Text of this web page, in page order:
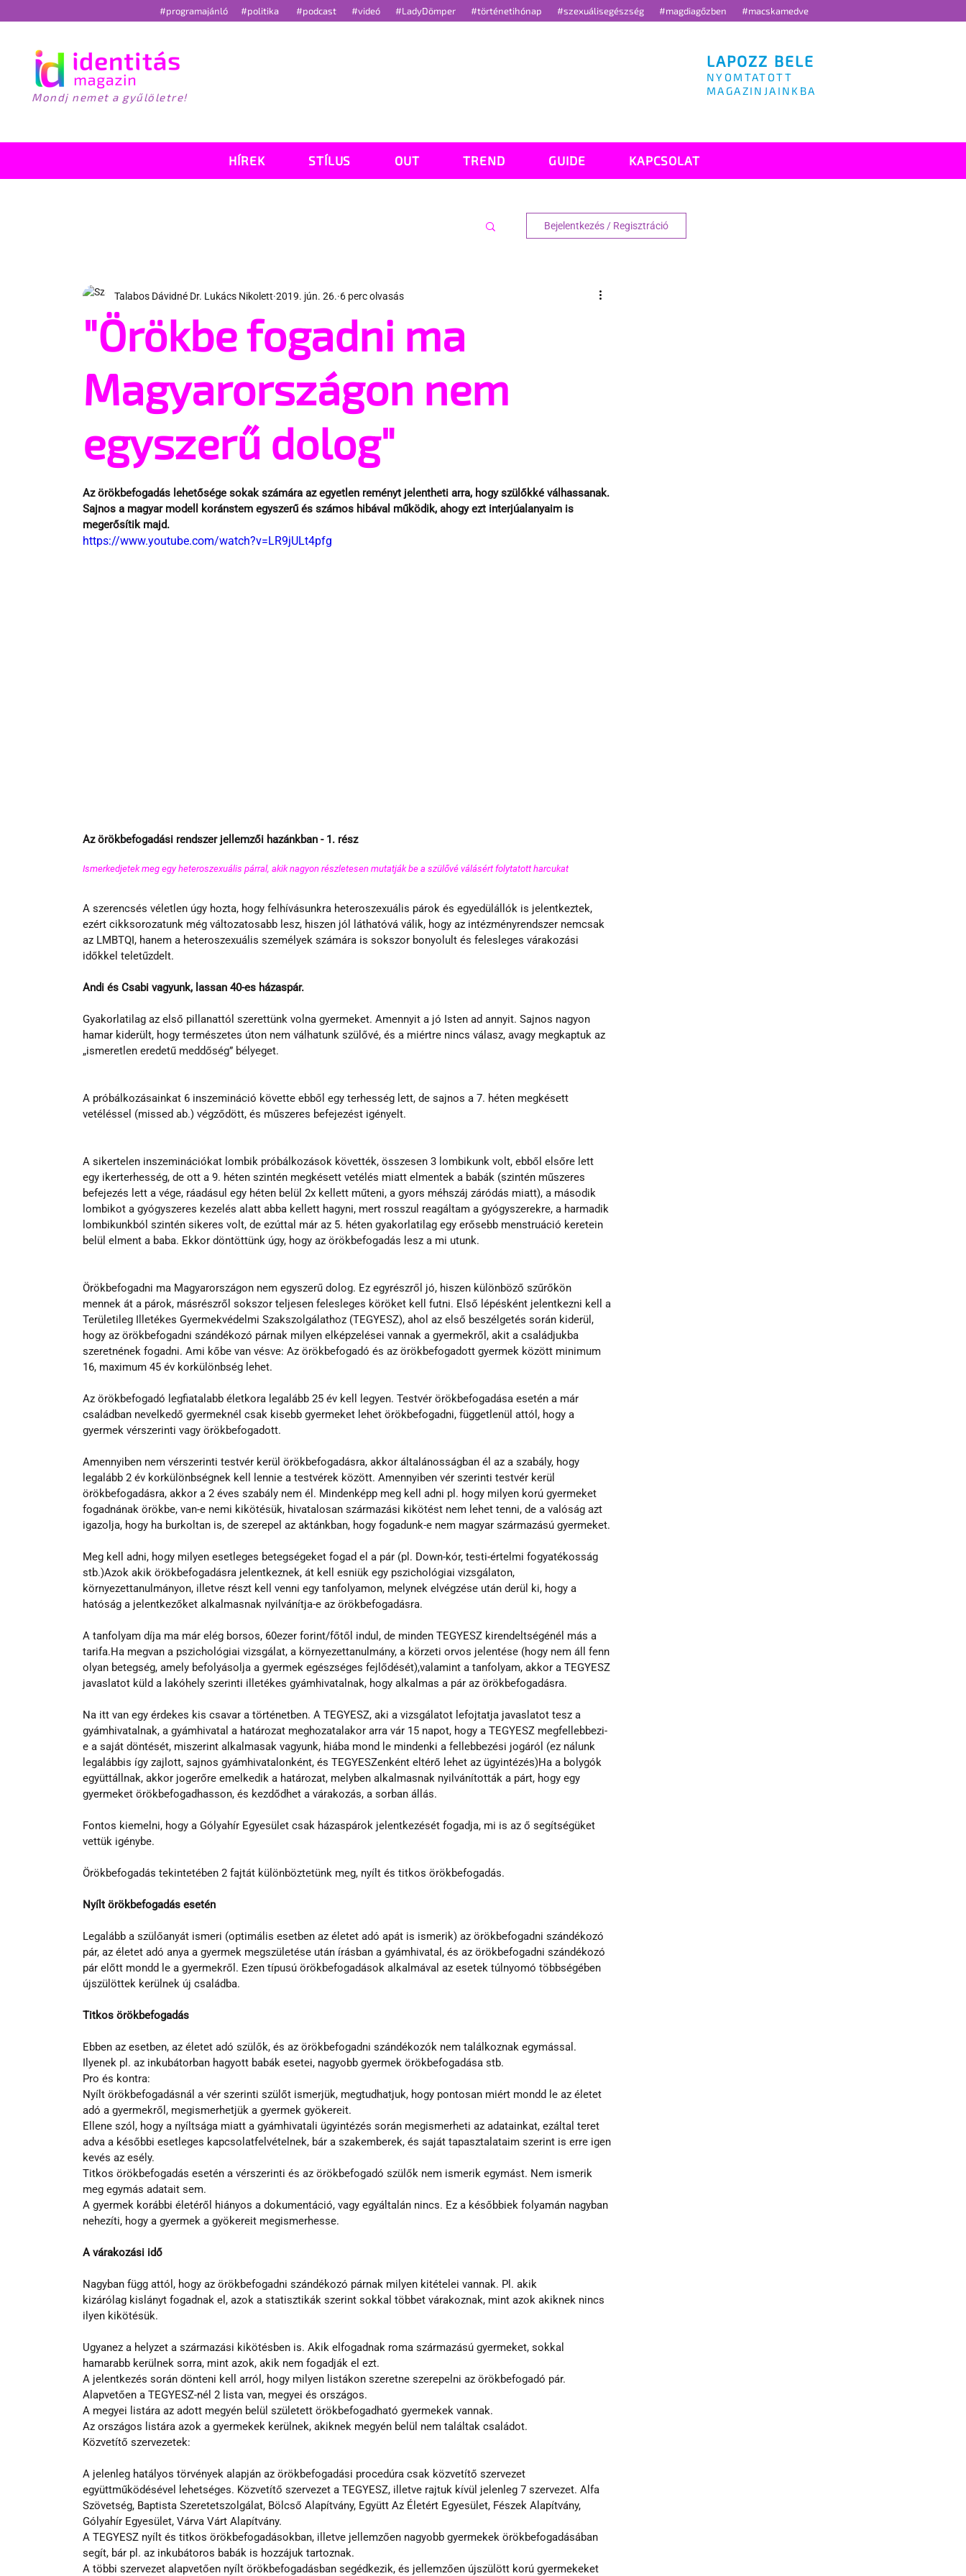
#programajánló #politika #podcast #videó #LadyDömper #történetihónap #szexuálisegészség #magdiagőzben #macskamedve
Mondj nemet a gyűlöletre!
LAPOZZ BELE
NYOMTATOTT
MAGAZINJAINKBA
HÍREK STÍLUS OUT TREND GUIDE KAPCSOLAT
Bejelentkezés / Regisztráció
"Örökbe fogadni ma
Magyarországon nem
egyszerű dolog"
Talabos Dávidné Dr. Lukács Nikolett 2019. jún. 26. 6 perc olvasás
Az örökbefogadás lehetősége sokak számára az egyetlen reményt jelentheti arra, hogy szülőkké válhassanak.
Sajnos a magyar modell koránstem egyszerű és számos hibával működik, ahogy ezt interjúalanyaim is
megerősítik majd.
https://www.youtube.com/watch?v=LR9jULt4pfg
Az örökbefogadási rendszer jellemzői hazánkban - 1. rész
Ismerkedjetek meg egy heteroszexuális párral, akik nagyon részletesen mutatják be a szülővé válásért folytatott harcukat
A szerencsés véletlen úgy hozta, hogy felhívásunkra heteroszexuális párok és egyedülállók is jelentkeztek,
ezért cikksorozatunk még változatosabb lesz, hiszen jól láthatóvá válik, hogy az intézményrendszer nemcsak
az LMBTQI, hanem a heteroszexuális személyek számára is sokszor bonyolult és felesleges várakozási
időkkel teletűzdelt.
Andi és Csabi vagyunk, lassan 40-es házaspár.
Gyakorlatilag az első pillanattól szerettünk volna gyermeket. Amennyit a jó Isten ad annyit. Sajnos nagyon
hamar kiderült, hogy természetes úton nem válhatunk szülővé, és a miértre nincs válasz, avagy megkaptuk az
„ismeretlen eredetű meddőség” bélyeget.
A próbálkozásainkat 6 inszemináció követte ebből egy terhesség lett, de sajnos a 7. héten megkésett
vetéléssel (missed ab.) végződött, és műszeres befejezést igényelt.
A sikertelen inszeminációkat lombik próbálkozások követték, összesen 3 lombikunk volt, ebből elsőre lett
egy ikerterhesség, de ott a 9. héten szintén megkésett vetélés miatt elmentek a babák (szintén műszeres
befejezés lett a vége, ráadásul egy héten belül 2x kellett műteni, a gyors méhszáj záródás miatt), a második
lombikot a gyógyszeres kezelés alatt abba kellett hagyni, mert rosszul reagáltam a gyógyszerekre, a harmadik
lombikunkból szintén sikeres volt, de ezúttal már az 5. héten gyakorlatilag egy erősebb menstruáció keretein
belül elment a baba. Ekkor döntöttünk úgy, hogy az örökbefogadás lesz a mi utunk.
Örökbefogadni ma Magyarországon nem egyszerű dolog. Ez egyrészről jó, hiszen különböző szűrőkön
mennek át a párok, másrészről sokszor teljesen felesleges köröket kell futni. Első lépésként jelentkezni kell a
Területileg Illetékes Gyermekvédelmi Szakszolgálathoz (TEGYESZ), ahol az első beszélgetés során kiderül,
hogy az örökbefogadni szándékozó párnak milyen elképzelései vannak a gyermekről, akit a családjukba
szeretnének fogadni. Ami kőbe van vésve: Az örökbefogadó és az örökbefogadott gyermek között minimum
16, maximum 45 év korkülönbség lehet.
Az örökbefogadó legfiatalabb életkora legalább 25 év kell legyen. Testvér örökbefogadása esetén a már
családban nevelkedő gyermeknél csak kisebb gyermeket lehet örökbefogadni, függetlenül attól, hogy a
gyermek vérszerinti vagy örökbefogadott.
Amennyiben nem vérszerinti testvér kerül örökbefogadásra, akkor általánosságban él az a szabály, hogy
legalább 2 év korkülönbségnek kell lennie a testvérek között. Amennyiben vér szerinti testvér kerül
örökbefogadásra, akkor a 2 éves szabály nem él. Mindenképp meg kell adni pl. hogy milyen korú gyermeket
fogadnának örökbe, van-e nemi kikötésük, hivatalosan származási kikötést nem lehet tenni, de a valóság azt
igazolja, hogy ha burkoltan is, de szerepel az aktánkban, hogy fogadunk-e nem magyar származású gyermeket.
Meg kell adni, hogy milyen esetleges betegségeket fogad el a pár (pl. Down-kór, testi-értelmi fogyatékosság
stb.)Azok akik örökbefogadásra jelentkeznek, át kell esniük egy pszichológiai vizsgálaton,
környezettanulmányon, illetve részt kell venni egy tanfolyamon, melynek elvégzése után derül ki, hogy a
hatóság a jelentkezőket alkalmasnak nyilvánítja-e az örökbefogadásra.
A tanfolyam díja ma már elég borsos, 60ezer forint/főtől indul, de minden TEGYESZ kirendeltségénél más a
tarifa.Ha megvan a pszichológiai vizsgálat, a környezettanulmány, a körzeti orvos jelentése (hogy nem áll fenn
olyan betegség, amely befolyásolja a gyermek egészséges fejlődését),valamint a tanfolyam, akkor a TEGYESZ
javaslatot küld a lakóhely szerinti illetékes gyámhivatalnak, hogy alkalmas a pár az örökbefogadásra.
Na itt van egy érdekes kis csavar a történetben. A TEGYESZ, aki a vizsgálatot lefojtatja javaslatot tesz a
gyámhivatalnak, a gyámhivatal a határozat meghozatalakor arra vár 15 napot, hogy a TEGYESZ megfellebbezi-
e a saját döntését, miszerint alkalmasak vagyunk, hiába mond le mindenki a fellebbezési jogáról (ez nálunk
legalábbis így zajlott, sajnos gyámhivatalonként, és TEGYESZenként eltérő lehet az ügyintézés)Ha a bolygók
együttállnak, akkor jogerőre emelkedik a határozat, melyben alkalmasnak nyilvánították a párt, hogy egy
gyermeket örökbefogadhasson, és kezdődhet a várakozás, a sorban állás.
Fontos kiemelni, hogy a Gólyahír Egyesület csak házaspárok jelentkezését fogadja, mi is az ő segítségüket
vettük igénybe.
Örökbefogadás tekintetében 2 fajtát különböztetünk meg, nyílt és titkos örökbefogadás.
Nyílt örökbefogadás esetén
Legalább a szülőanyát ismeri (optimális esetben az életet adó apát is ismerik) az örökbefogadni szándékozó
pár, az életet adó anya a gyermek megszületése után írásban a gyámhivatal, és az örökbefogadni szándékozó
pár előtt mondd le a gyermekről. Ezen típusú örökbefogadások alkalmával az esetek túlnyomó többségében
újszülöttek kerülnek új családba.
Titkos örökbefogadás
Ebben az esetben, az életet adó szülők, és az örökbefogadni szándékozók nem találkoznak egymással.
Ilyenek pl. az inkubátorban hagyott babák esetei, nagyobb gyermek örökbefogadása stb.
Pro és kontra:
Nyílt örökbefogadásnál a vér szerinti szülőt ismerjük, megtudhatjuk, hogy pontosan miért mondd le az életet
adó a gyermekről, megismerhetjük a gyermek gyökereit.
Ellene szól, hogy a nyíltsága miatt a gyámhivatali ügyintézés során megismerheti az adatainkat, ezáltal teret
adva a későbbi esetleges kapcsolatfelvételnek, bár a szakemberek, és saját tapasztalataim szerint is erre igen
kevés az esély.
Titkos örökbefogadás esetén a vérszerinti és az örökbefogadó szülők nem ismerik egymást. Nem ismerik
meg egymás adatait sem.
A gyermek korábbi életéről hiányos a dokumentáció, vagy egyáltalán nincs. Ez a későbbiek folyamán nagyban
nehezíti, hogy a gyermek a gyökereit megismerhesse.
A várakozási idő
Nagyban függ attól, hogy az örökbefogadni szándékozó párnak milyen kitételei vannak. Pl. akik
kizárólag kislányt fogadnak el, azok a statisztikák szerint sokkal többet várakoznak, mint azok akiknek nincs
ilyen kikötésük.
Ugyanez a helyzet a származási kikötésben is. Akik elfogadnak roma származású gyermeket, sokkal
hamarabb kerülnek sorra, mint azok, akik nem fogadják el ezt.
A jelentkezés során dönteni kell arról, hogy milyen listákon szeretne szerepelni az örökbefogadó pár.
Alapvetően a TEGYESZ-nél 2 lista van, megyei és országos.
A megyei listára az adott megyén belül született örökbefogadható gyermekek vannak.
Az országos listára azok a gyermekek kerülnek, akiknek megyén belül nem találtak családot.
Közvetítő szervezetek:
A jelenleg hatályos törvények alapján az örökbefogadási procedúra csak közvetítő szervezet
együttműködésével lehetséges. Közvetítő szervezet a TEGYESZ, illetve rajtuk kívül jelenleg 7 szervezet. Alfa
Szövetség, Baptista Szeretetszolgálat, Bölcső Alapítvány, Együtt Az Életért Egyesület, Fészek Alapítvány,
Gólyahír Egyesület, Várva Várt Alapítvány.
A TEGYESZ nyílt és titkos örökbefogadásokban, illetve jellemzően nagyobb gyermekek örökbefogadásában
segít, bár pl. az inkubátoros babák is hozzájuk tartoznak.
A többi szervezet alapvetően nyílt örökbefogadásban segédkezik, és jellemzően újszülött korú gyermekeket